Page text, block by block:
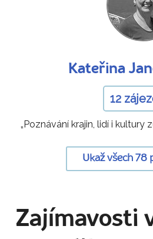
Kateřina
12
„Poznávání krajin, lidí i kultury
Ukaž všech 78
Zajímavosti